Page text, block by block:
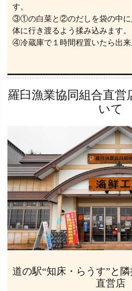
す。
③①の白菜と②のだしを袋の中に
体に行き渡るよう揉み込みます。
④冷蔵庫で１時間程置いたら出来
羅臼漁業協同組合直営
いて
道の駅“知床・らうす”と
直営店